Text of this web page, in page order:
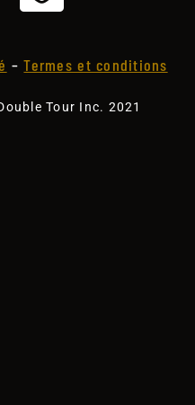
–Termes et conditions
Tour Inc. 2021